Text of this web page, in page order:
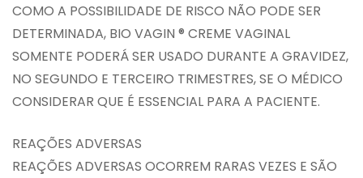
COMO A POSSIBILIDADE DE RISCO NÃO PODE SER
DETERMINADA, BIO VAGIN ® CREME VAGINAL
SOMENTE PODERÁ SER USADO DURANTE A GRAVIDEZ,
NO SEGUNDO E TERCEIRO TRIMESTRES, SE O MÉDICO
CONSIDERAR QUE É ESSENCIAL PARA A PACIENTE.
REAÇÕES ADVERSAS
REAÇÕES ADVERSAS OCORREM RARAS VEZES E SÃO